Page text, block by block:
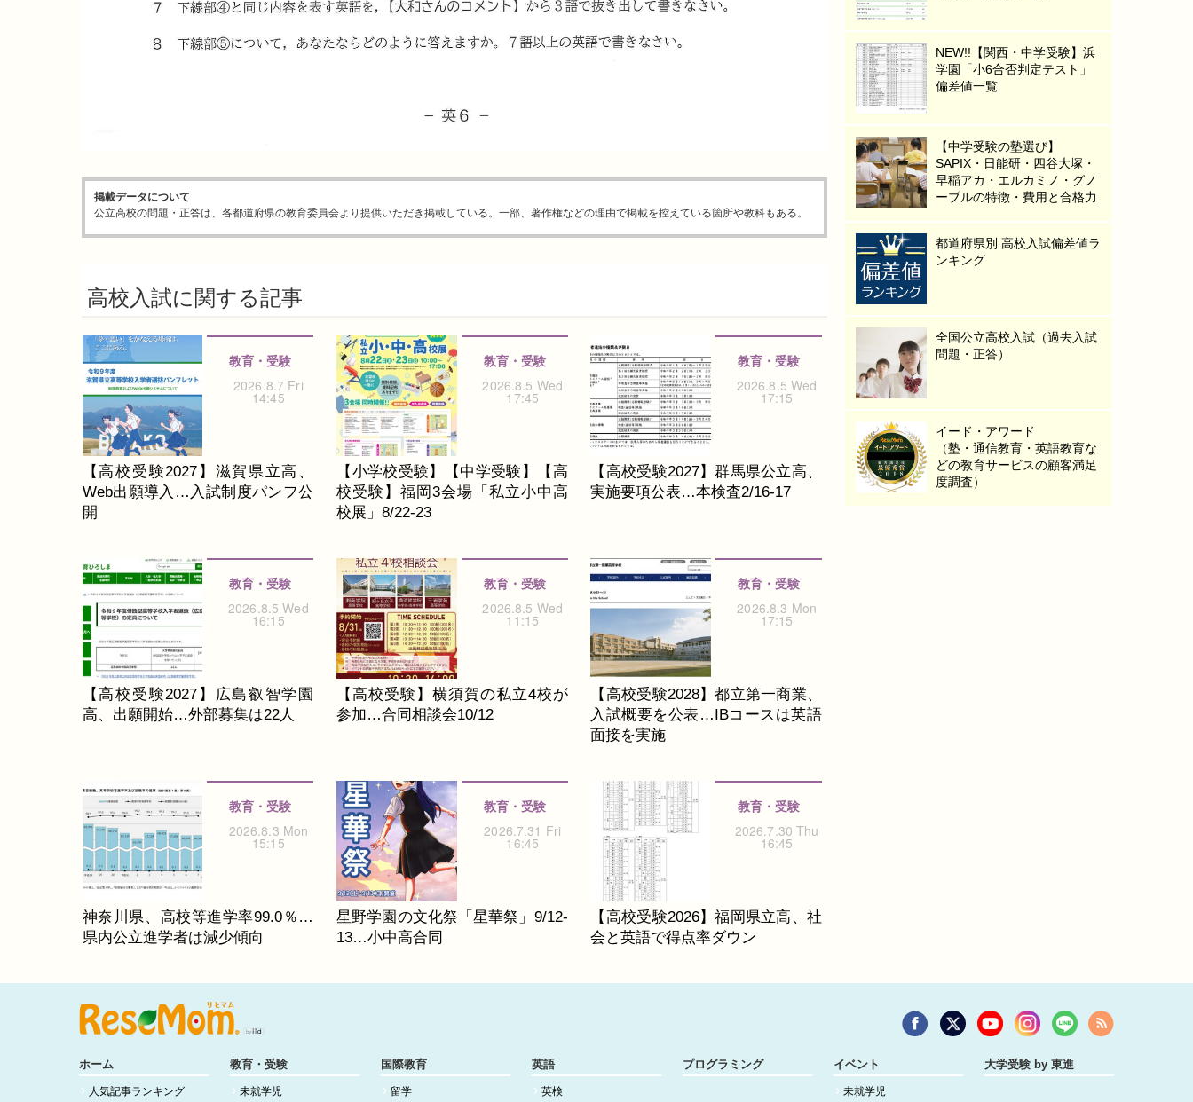
掲載データについて
公立高校の問題・正答は、各都道府県の教育委員会より提供いただき掲載している。一部、著作権などの理由で掲載を控えている箇所や教科もある。
高校入試に関する記事
【高校受験2027】滋賀県立高、
Web出願導入…入試制度パンフ公
開
教育・受験
2026.8.7 Fri
14:45
【小学校受験】【中学受験】【高
校受験】福岡3会場「私立小中高
校展」8/22-23
教育・受験
2026.8.5 Wed
17:45
【高校受験2027】群馬県公立高、
実施要項公表…本検査2/16-17
教育・受験
2026.8.5 Wed
17:15
【高校受験2027】広島叡智学園
高、出願開始…外部募集は22人
教育・受験
2026.8.5 Wed
16:15
【高校受験】横須賀の私立4校が
参加…合同相談会10/12
教育・受験
2026.8.5 Wed
11:15
【高校受験2028】都立第一商業、
入試概要を公表…IBコースは英語
面接を実施
教育・受験
2026.8.3 Mon
17:15
神奈川県、高校等進学率99.0％…
県内公立進学者は減少傾向
教育・受験
2026.8.3 Mon
15:15
星野学園の文化祭「星華祭」9/12-
13…小中高合同
教育・受験
2026.7.31 Fri
16:45
【高校受験2026】福岡県立高、社
会と英語で得点率ダウン
教育・受験
2026.7.30 Thu
16:45
NEW!!【関西・中学受験】浜
学園「小6合否判定テスト」
偏差値一覧
【中学受験の塾選び】
SAPIX・日能研・四谷大塚・
早稲アカ・エルカミノ・グノ
ーブルの特徴・費用と合格力
都道府県別 高校入試偏差値ラ
ンキング
全国公立高校入試（過去入試
問題・正答）
イード・アワード
（塾・通信教育・英語教育な
どの教育サービスの顧客満足
度調査）
ホーム
人気記事ランキング
教育・受験
未就学児
国際教育
留学
英語
英検
プログラミング イベント
未就学児
大学受験 by 東進